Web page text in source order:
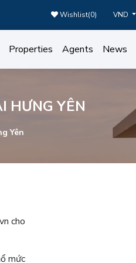
Wishlist(0) VND
Properties Agents News
HƯNG YÊN
Yên
cho
mức